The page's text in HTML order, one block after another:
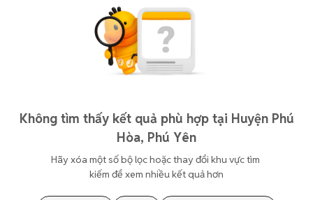
Không tìm thấy kết quả phù hợp tại Huyện Phú
Hòa, Phú Yên
Hãy xóa một số bộ lọc hoặc thay đổi khu vực tìm
kiếm để xem nhiều kết quả hơn